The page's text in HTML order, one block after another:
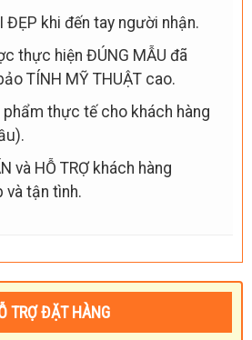
ĐẸP khi đến tay người nhận.
thực hiện ĐÚNG MẪU đã
TÍNH MỸ THUẬT cao.
phẩm thực tế cho khách hàng
và HỖ TRỢ khách hàng
và tận tình.
TRỢ ĐẶT HÀNG